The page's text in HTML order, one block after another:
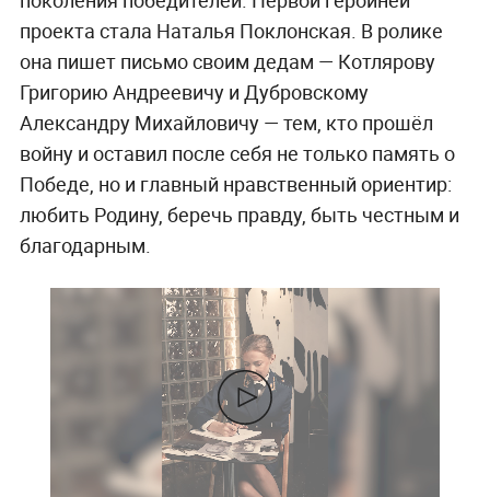
проекта стала Наталья Поклонская. В ролике
она пишет письмо своим дедам — Котлярову
Григорию Андреевичу и Дубровскому
Александру Михайловичу — тем, кто прошёл
войну и оставил после себя не только память о
Победе, но и главный нравственный ориентир:
любить Родину, беречь правду, быть честным и
благодарным.